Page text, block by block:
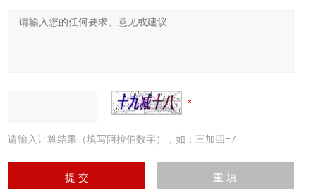
请输入计算结果（填写阿拉伯数字），如：三加四=7